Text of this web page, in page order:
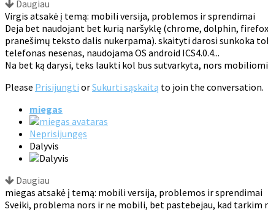
Daugiau
Virgis atsakė į temą: mobili versija, problemos ir sprendimai
Deja bet naudojant bet kurią naršyklę (chrome, dolphin,
pranešimų teksto dalis nukerpama). skaityti darosi sunkoka
telefonas nesenas, naudojama OS android ICS4.0.4...
Na bet ką darysi, teks laukti kol bus sutvarkyta, nors
Please Prisijungti orSukurti sąskaitą to join the conversation.
miegas
Neprisijungęs
Dalyvis
Daugiau
miegas atsakė į temą: mobili versija, problemos ir sprendimai
Sveiki, problema nors ir ne mobili, bet pastebejau, kad tarkim